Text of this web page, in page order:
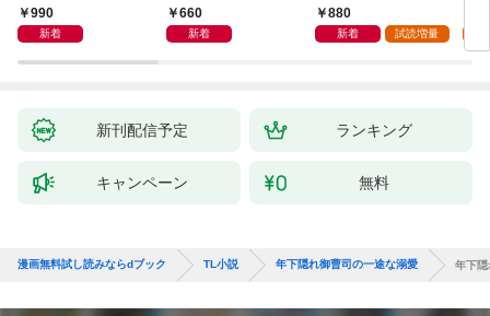
をかき乱す～
990
新着
護衛騎士様をえっちに
誘惑してみます！
660
新着
本人でした！？ 秘密
の官能レッスンでとろ
880
新着 試読増量
新刊配信予定 ランキング
キャンペーン 無料
漫画無料試し読みならdブック TL小説 年下隠れ御曹司の一途な溺愛 年下隠